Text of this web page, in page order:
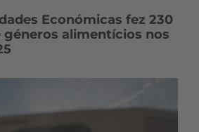
Económicas fez 230
géneros alimentícios nos